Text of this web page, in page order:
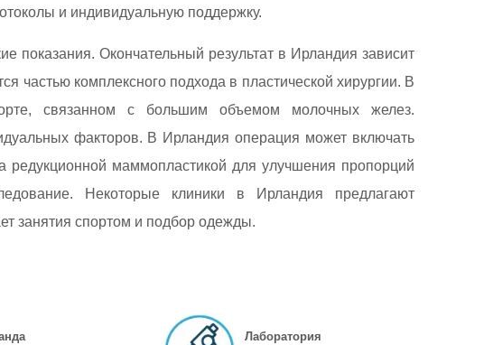
и индивидуальную поддержку.
показания. Окончательный результат в Ирландия зависит
частью комплексного подхода в пластической хирургии. В
связанном с большим объемом молочных желез.
факторов. В Ирландия операция может включать
маммопластикой для улучшения пропорций
Некоторые клиники в Ирландия предлагают
занятия спортом и подбор одежды.
Лаборатория